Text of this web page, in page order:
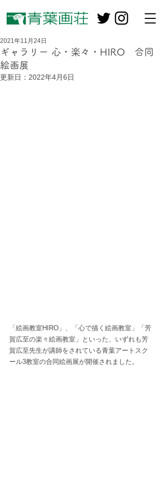
ギャラリー 心・楽々・HIRO 合同
絵画展
2021年11月24日
更新日： 2022年4月6日
「絵画教室HIRO」、「心で描く絵画教室」「芳
賀広至の楽々絵画教室」といった、いずれも芳
賀広至先生が講師をされている青葉アートスク
ール3教室の合同絵画展が開催されました。